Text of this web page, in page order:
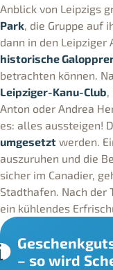
Anblick von Leipzigs
Park, die Gruppe auf
dann in den
historische
betrachten können.
Leipziger-Kanu-Club,
Anton oder Andrea
es: alles aussteigen!
umgesetzt werden.
auszuruhen und die
sicher im Canadier,
Stadthafen. Nach der
ein kühlendes
– so wird